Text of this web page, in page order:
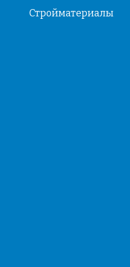
Стройматериалы